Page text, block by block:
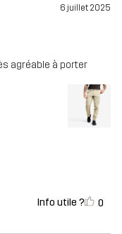
6 juillet 2025
agréable à porter
Info utile ? 0